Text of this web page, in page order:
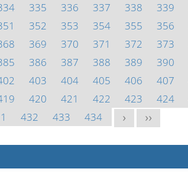
335 336 337 338 339
352 353 354 355 356
369 370 371 372 373
386 387 388 389 390
403 404 405 406 407
420 421 422 423 424
432 433 434 > >>